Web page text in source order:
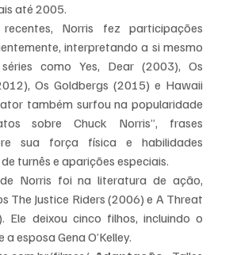
até 2005.
Norris fez participações
interpretando a si mesmo
como Yes, Dear (2003), Os
Os Goldbergs (2015) e Hawaii
também surfou na popularidade
sobre
Chuck Norris”, frases
sua força física e habilidades
turnês e aparições especiais.
Norris foi na literatura de ação,
The Justice Riders (2006) e A Threat
Ele deixou cinco filhos, incluindo o
esposa Gena O’Kelley.